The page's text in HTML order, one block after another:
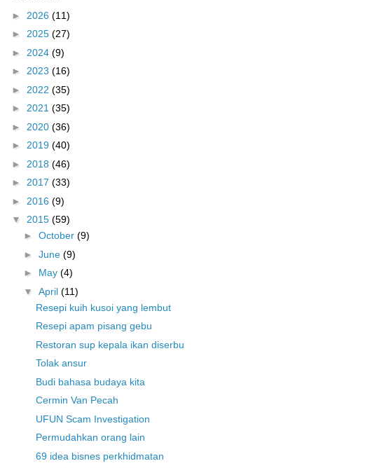
► 2026 (11)
► 2025 (27)
► 2024 (9)
► 2023 (16)
► 2022 (35)
► 2021 (35)
► 2020 (36)
► 2019 (40)
► 2018 (46)
► 2017 (33)
► 2016 (9)
▼ 2015 (59)
► October (9)
► June (9)
► May (4)
▼ April (11)
Resepi kuih kusoi yang lembut
Resepi apam pisang gebu
Restoran sup kepala ikan diserbu
Tolak ansur
Budi bahasa budaya kita
Cermin Van Pecah
UFUN Scam Investigation
Permudahkan orang lain
69 idea bisnes perkhidmatan